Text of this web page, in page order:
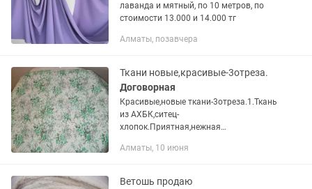
лаванда и мятный, по 10 метров, по
стоимости 13.000 и 14.000 тг
Алматы, позавчера
Ткани новые,красивые-3отреза.
Договорная
Красивые,новые ткани-3отреза.1.Ткань
из АХБК,ситец-
хлопок.Приятная,нежная
метр).2.Ткань цветная под
цветная под крепдешин.Цена за 1...
Алматы, 10 июня
Ветошь продаю